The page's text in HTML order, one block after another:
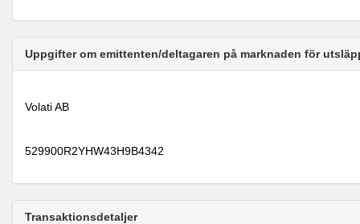
Uppgifter om emittenten/deltagaren på marknaden för
Volati AB
529900R2YHW43H9B4342
Transaktionsdetaljer